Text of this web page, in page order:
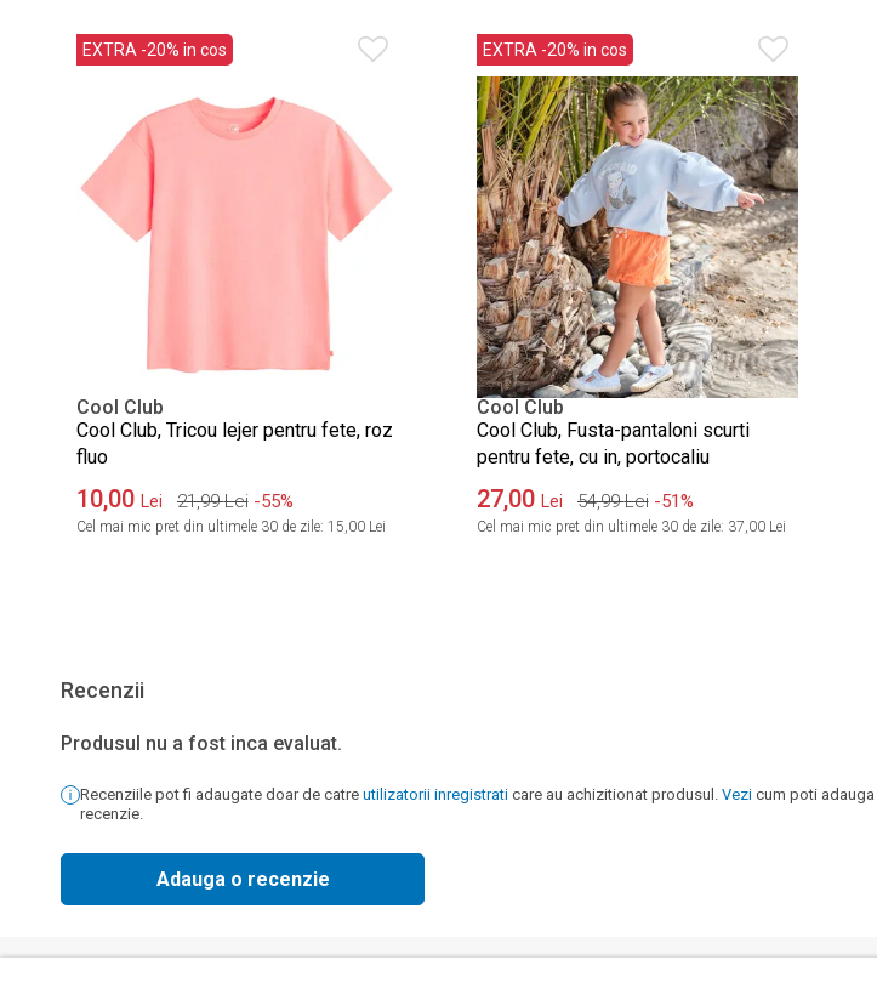
EXTRA -20% in cos
Cool Club
Cool Club, Tricou lejer pentru fete, roz
fluo
10,00 Lei 21,99 Lei -55%
Cel mai mic pret din ultimele 30 de zile: 15,00 Lei
EXTRA -20% in cos
Cool Club
Cool Club, Fusta-pantaloni scurti
pentru fete, cu in, portocaliu
27,00 Lei 54,99 Lei -51%
Cel mai mic pret din ultimele 30 de zile: 37,00 Lei
Recenzii
Produsul nu a fost inca evaluat.
Recenziile pot fi adaugate doar de catre utilizatorii inregistrati care au achizitionat produsul. Vezi cum poti adauga
recenzie.
Adauga o recenzie